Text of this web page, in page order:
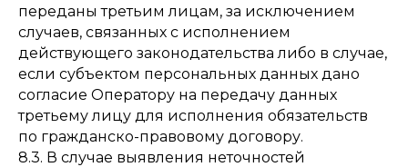
переданы третьим лицам, за исключением
случаев, связанных с исполнением
действующего законодательства либо в случае,
если субъектом персональных данных дано
согласие Оператору на передачу данных
третьему лицу для исполнения обязательств
по гражданско-правовому договору.
8.3. В случае выявления неточностей
Разработка сайта